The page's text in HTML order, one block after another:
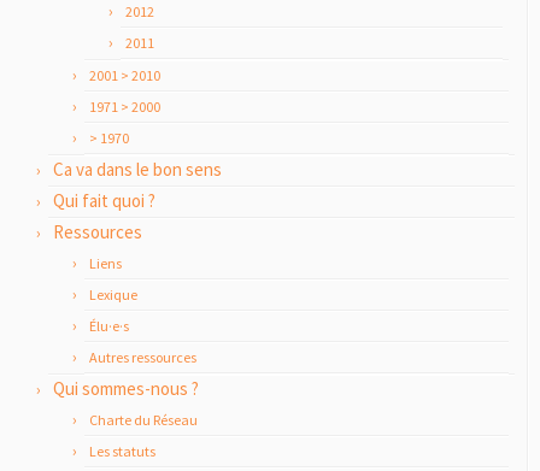
2012
2011
2001 > 2010
1971 > 2000
> 1970
Ca va dans le bon sens
Qui fait quoi ?
Ressources
Liens
Lexique
Élu·e·s
Autres ressources
Qui sommes-nous ?
Charte du Réseau
Les statuts